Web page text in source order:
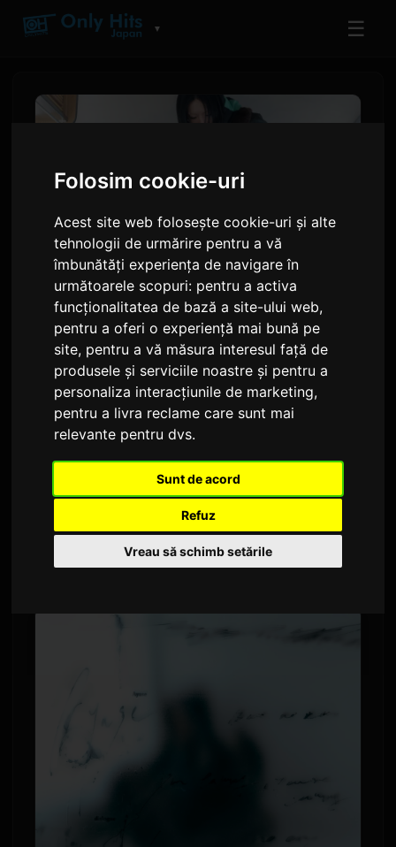
Folosim cookie-uri
Acest site web folosește cookie-uri și alte
tehnologii de urmărire pentru a vă
îmbunătăți experiența de navigare în
următoarele scopuri: pentru a activa
funcționalitatea de bază a site-ului web,
pentru a oferi o experiență mai bună pe
site, pentru a vă măsura interesul față de
produsele și serviciile noastre și pentru a
personaliza interacțiunile de marketing,
pentru a livra reclame care sunt mai
relevante pentru dvs.
Sunt de acord
Refuz
Vreau să schimb setările
▼ ☰
Ayase lansează videoclipul
muzical pentru 'うるさ' de pe
EP-ul solo 'dialogue'
De cătreSam 3 iunie 2026
Tradus din engleză
2,250 vizualizări
Ayase, compozitorul din spatele formației
YOASOBI
, a lansat videoclipul muzical pentru
piesa sa "うるさ." Videoclipul a avut premiera